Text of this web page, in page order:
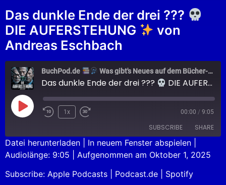
Das dunkle Ende der drei ???
DIE AUFERSTEHUNG
von
Andreas Eschbach
BuchPod.de Was gibt's Neues auf dem Bücher-Markt?
Das dunkle Ende der drei ??? DIE AUFERSTEHUNG
1x 00:00 / 9:05
SUBSCRIBE SHARE
Apple Podcasts Podcast.de
Spotify
SHARE
LINK
Datei herunterladen In neuem Fenster abspielen
Audiolänge: 9:05
Aufgenommen am Oktober 1, 2025
Subscribe: Apple Podcasts Podcast.de
Spotify